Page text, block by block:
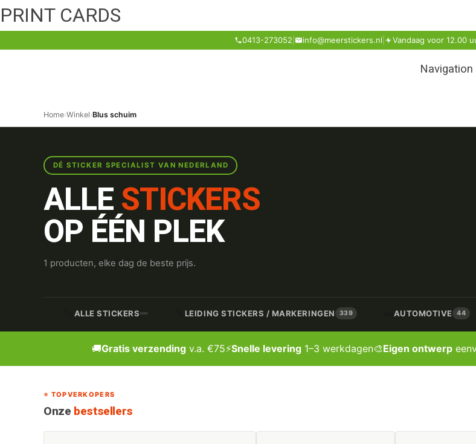
PRINT CARDS
0413-273052 info@meerstickers.nl Vandaag voor 12.00
Navigation
Home›Winkel›Blus schuim
DÉ STICKER SPECIALIST VAN NEDERLAND
ALLE STICKERS
OP ÉÉN PLEK
1 producten, elke dag de beste prijs.
ALLE STICKERS LEIDING STICKERS / MARKERINGEN 339 AUTOMOTIVE 44
🚚Gratis verzendingv.a. €75⚡Snelle levering1–3 werkdagen🎨Eigen ontwerp
⭐ TOPVERKOPERS
Onze bestsellers